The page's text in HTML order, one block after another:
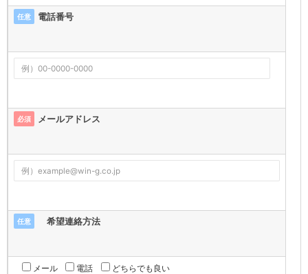
任意 電話番号
必須 メールアドレス
任意 希望連絡方法
メール 電話 どちらでも良い